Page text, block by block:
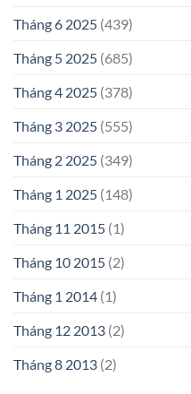
Tháng 6 2025 (439)
Tháng 5 2025 (685)
Tháng 4 2025 (378)
Tháng 3 2025 (555)
Tháng 2 2025 (349)
Tháng 1 2025 (148)
Tháng 11 2015 (1)
Tháng 10 2015 (2)
Tháng 1 2014 (1)
Tháng 12 2013 (2)
Tháng 8 2013 (2)